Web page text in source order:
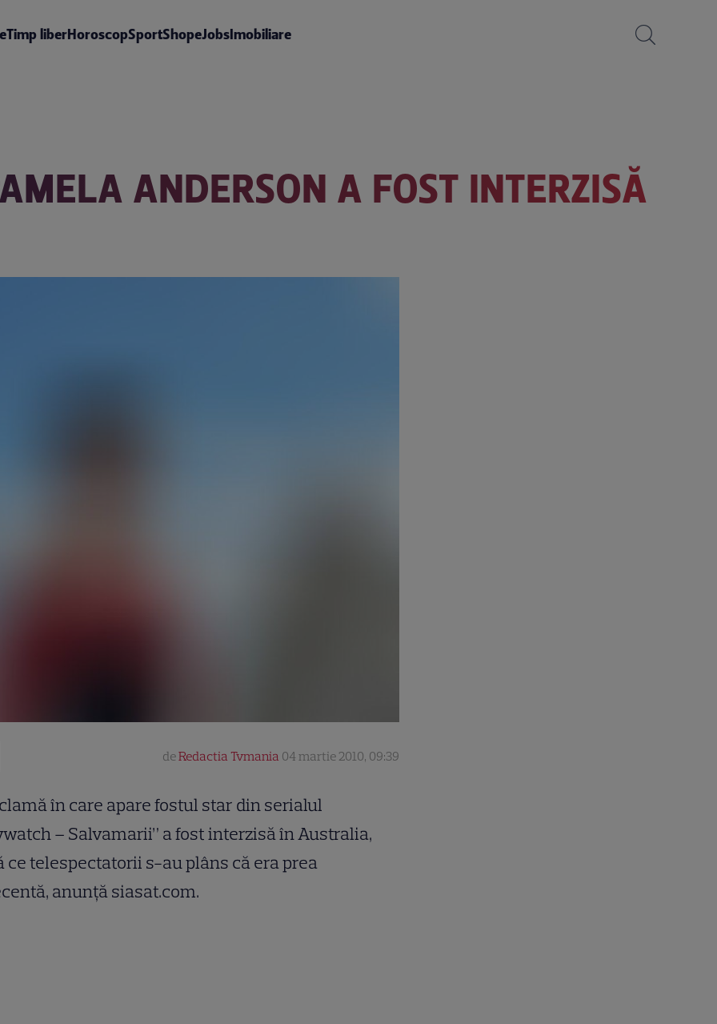
Timp liberHoroscopSportShopeJobsImobiliare
ANDERSON A FOST INTERZISĂ
deRedactia Tvmania 04 martie 2010, 09:39
în care apare fostul star din serialul
– Salvamarii” a fost interzisă în Australia,
ce telespectatorii s-au plâns că era prea
anunţă siasat.com.